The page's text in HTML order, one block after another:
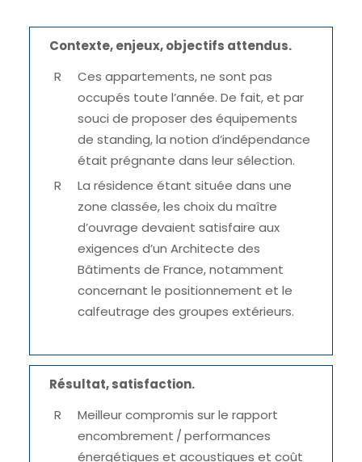
Contexte, enjeux, objectifs attendus.
Ces appartements, ne sont pas
occupés toute l’année. De fait, et par
souci de proposer des équipements
de standing, la notion d’indépendance
était prégnante dans leur sélection.
La résidence étant située dans une
zone classée, les choix du maître
d’ouvrage devaient satisfaire aux
exigences d’un Architecte des
Bâtiments de France, notamment
concernant le positionnement et le
calfeutrage des groupes extérieurs.
Résultat, satisfaction.
Meilleur compromis sur le rapport
encombrement / performances
énergétiques et acoustiques et coût